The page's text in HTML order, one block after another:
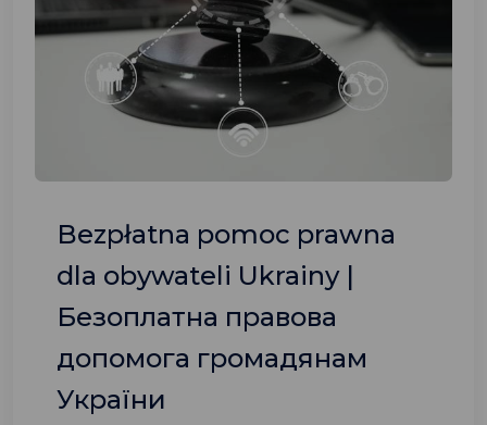
Bezpłatna pomoc prawna
dla obywateli Ukrainy |
Безоплатна правова
допомога громадянам
України